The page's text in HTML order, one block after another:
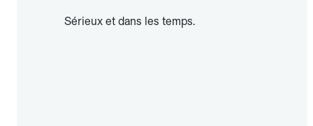
Sérieux et dans les temps.